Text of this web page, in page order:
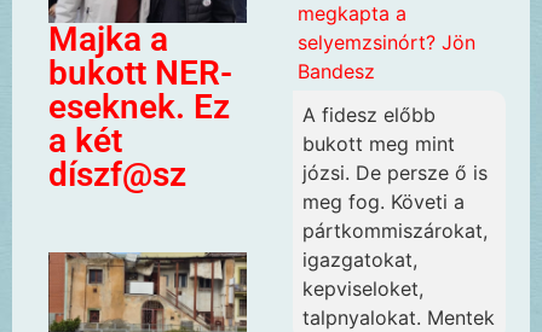
Majka a
bukott NER-
eseknek. Ez
a két
díszf@sz
megkapta a
selyemzsinórt? Jön
Bandesz
A fidesz előbb
bukott meg mint
józsi. De persze ő is
meg fog. Követi a
pártkommiszárokat,
igazgatokat,
kepviseloket,
talpnyalokat. Mentek